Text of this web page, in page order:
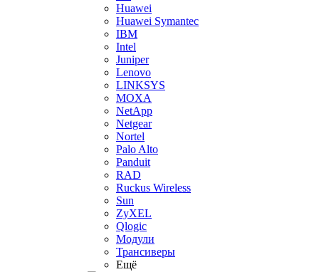
Huawei
Huawei Symantec
IBM
Intel
Juniper
Lenovo
LINKSYS
MOXA
NetApp
Netgear
Nortel
Palo Alto
Panduit
RAD
Ruckus Wireless
Sun
ZyXEL
Qlogic
Модули
Трансиверы
Ещё